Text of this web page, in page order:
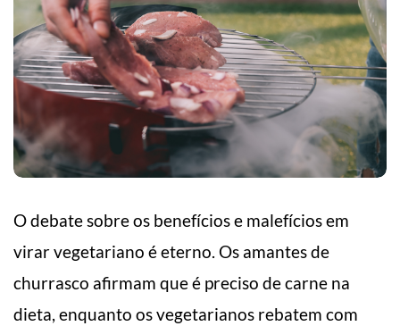
O debate sobre os benefícios e malefícios em
virar vegetariano é eterno. Os amantes de
churrasco afirmam que é preciso de carne na
dieta, enquanto os vegetarianos rebatem com